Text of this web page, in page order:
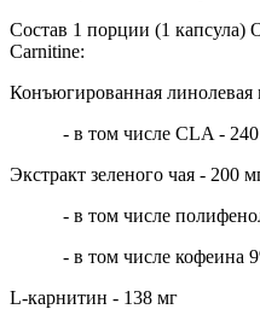
Состав 1 порции (1 капсула)
Carnitine:
Конъюгированная линолевая
- в том числе CLA - 240
Экстракт зеленого чая - 200
- в том числе
- в том числе кофеина
L-карнитин - 138 мг